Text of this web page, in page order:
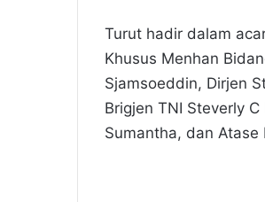
Turut hadir dalam
Khusus Menhan
Sjamsoeddin, Dirjen
Brigjen TNI Steverly
Sumantha, dan Atase